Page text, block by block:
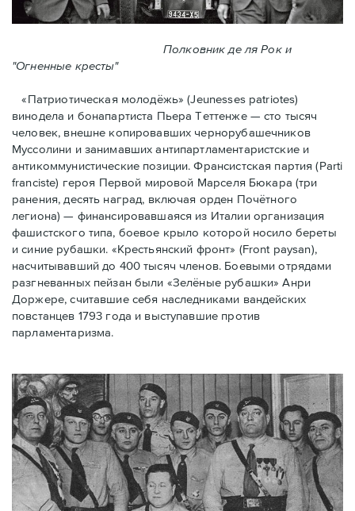
Полковник де ля Рок и
"Огненные кресты"
«Патриотическая молодёжь» (Jeunesses patriotes)
винодела и бонапартиста Пьера Тeттенже — cто тысяч
человек, внешне копировавших чернорубашечников
Муссолини и занимавших антипартламентаристские и
антикоммунистические позиции. Франсистская партия (Parti
franciste) героя Первой мировой Марселя Бюкара (три
ранения, десять наград, включая орден Почётного
легиона) — финансировавшаяся из Италии организация
фашистского типа, боевое крыло которой носило береты
и синие рубашки. «Крестьянский фронт» (Front paysan),
насчитывавший до 400 тысяч членов. Боевыми отрядами
разгневанных пейзан были «Зелёные рубашки» Анри
Доржере, считавшие себя наследниками вандейских
повстанцев 1793 года и выступавшие против
парламентаризма.